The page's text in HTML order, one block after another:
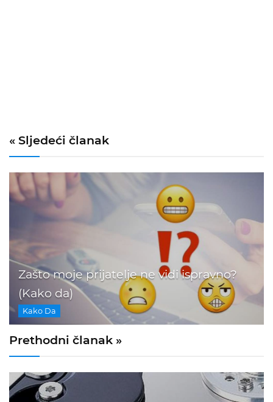
« Sljedeći članak
Zašto moje prijatelje ne vidi ispravno?
(Kako da)
Kako Da
Prethodni članak »